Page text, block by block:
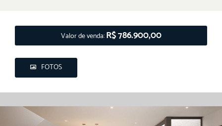
FOTOS
Valor de venda:R$ 786.900,00